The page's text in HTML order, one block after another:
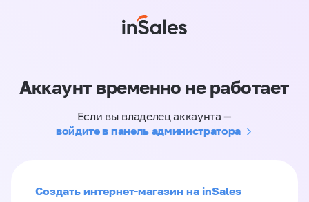
Аккаунт временно не работает
Если вы владелец аккаунта —
войдите в панель администратора
Создать интернет-магазин на inSales